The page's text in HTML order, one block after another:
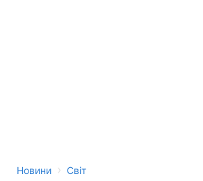
Новини › Світ